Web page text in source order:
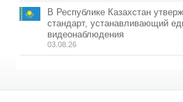
В Республике Казахстан
стандарт, устанавливающий
видеонаблюдения
03.08.26